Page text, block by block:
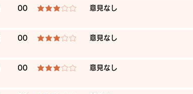
00 average rating is 3 out of 5 ​意見なし
00 average rating is 3 out of 5 ​意見なし
00 average rating is 3 out of 5 ​意見なし